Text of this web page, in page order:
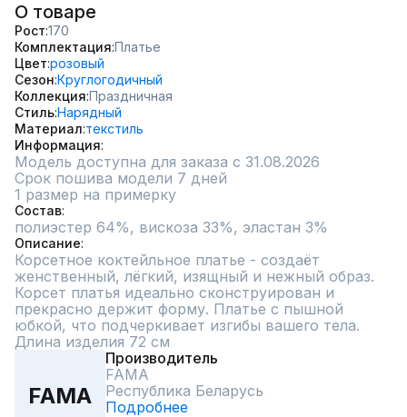
О товаре
Рост 170
Комплектация Платье
Цвет розовый
Сезон Круглогодичный
Коллекция Праздничная
СтильНарядный
Материал текстиль
Информация
Модель доступна для заказа с 31.08.2026
Срок пошива модели 7 дней
1 размер на примерку
Состав
полиэстер 64%, вискоза 33%, эластан 3%
Описание
Корсетное коктейльное платье - создаёт
женственный, лёгкий, изящный и нежный образ.
Корсет платья идеально сконструирован и
прекрасно держит форму. Платье с пышной
юбкой, что подчеркивает изгибы вашего тела.
Длина изделия 72 см
FAMA
Производитель
FAMA
Республика Беларусь
Подробнее